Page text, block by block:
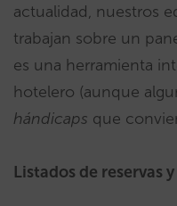
actualidad, nuestros
trabajan sobre un
es una herramienta
hotelero (aunque
hándicaps que
Listados de reservas